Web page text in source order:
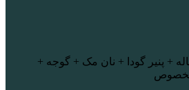
+ پنیر گودا + نان مک + گوجه +